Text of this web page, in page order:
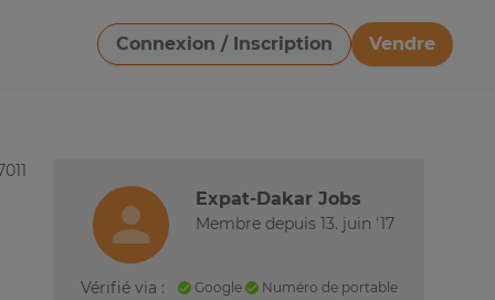
Connexion / Inscription
Vendre
Télécharger une image
Expat-Dakar Jobs
Membre depuis 13. juin '17
Vérifié via : Google Numéro de portable